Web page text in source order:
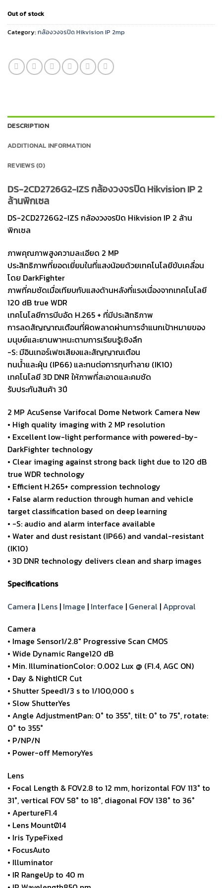
Out of stock
Category:กล้องวงจรปิด Hikvision IP 2mp
DESCRIPTION
ADDITIONAL INFORMATION
REVIEWS (0)
DS-2CD2726G2-IZS กล้องวงจรปิด Hikvision IP 2
ล้านพิกเซล
DS-2CD2726G2-IZS กล้องวงจรปิด Hikvision IP 2 ล้าน
พิกเซล
ภาพคุณภาพสูงความละเอียด 2 MP
ประสิทธิภาพที่ยอดเยี่ยมในที่แสงน้อยด้วยเทคโนโลยีขับเคลื่อน
โดย DarkFighter
ภาพที่คมชัดเมื่อเทียบกับแสงด้านหลังที่แรงเนื่องจากเทคโนโลยี
120 dB true WDR
เทคโนโลยีการบีบอัด H.265 + ที่มีประสิทธิภาพ
การลดสัญญาณเตือนที่ผิดพลาดผ่านการจำแนกเป้าหมายของ
มนุษย์และยานพาหนะตามการเรียนรู้เชิงลึก
-S: มีอินเทอร์เฟซเสียงและสัญญาณเตือน
ทนน้ำและฝุ่น (IP66) และทนต่อการทุบทำลาย (IK10)
เทคโนโลยี 3D DNR ให้ภาพที่สะอาดและคมชัด
รับประกันสินค้า 3ปี
2 MP AcuSense Varifocal Dome Network Camera New
• High quality imaging with 2 MP resolution
• Excellent low-light performance with powered-by-
DarkFighter technology
• Clear imaging against strong back light due to 120 dB
true WDR technology
• Efficient H.265+ compression technology
• False alarm reduction through human and vehicle
target classification based on deep learning
• -S: audio and alarm interface available
• Water and dust resistant (IP66) and vandal-resistant
(IK10)
• 3D DNR technology delivers clean and sharp images
Specifications
Camera | Lens | Image | Interface | General |Approval
Camera
• Image Sensor1/2.8″ Progressive Scan CMOS
• Wide Dynamic Range120 dB
• Min. IlluminationColor: 0.002 Lux @ (F1.4, AGC ON)
• Day & NightICR Cut
• Shutter Speed1/3 s to 1/100,000 s
• Slow ShutterYes
• Angle AdjustmentPan: 0° to 355°, tilt: 0° to 75°, rotate:
0° to 355°
• P/NP/N
• Power-off MemoryYes
Lens
• Focal Length & FOV2.8 to 12 mm, horizontal FOV 113° to
31°, vertical FOV 58° to 18°, diagonal FOV 138° to 36°
• ApertureF1.4
• Lens MountØ14
• Iris TypeFixed
• FocusAuto
• Illuminator
• IR RangeUp to 40 m